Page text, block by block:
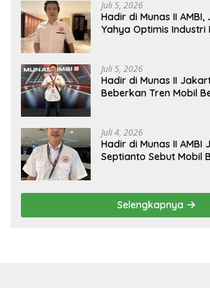
Juli 5, 2026
Hadir di Munas II AMBI,
Yahya Optimis Industri
Juli 5, 2026
Hadir di Munas II
Beberkan Tren Mobil
Juli 4, 2026
Hadir di Munas II AMBI
Septianto Sebut Mobil
Selengkapnya